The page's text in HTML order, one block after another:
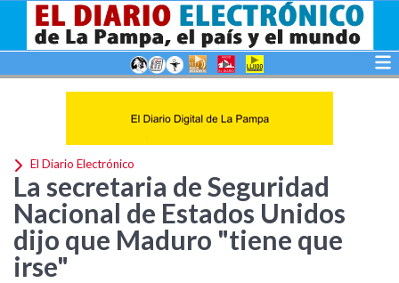
El Diario Electrónico
La secretaria de Seguridad
Nacional de Estados Unidos
dijo que Maduro "tiene que
irse"